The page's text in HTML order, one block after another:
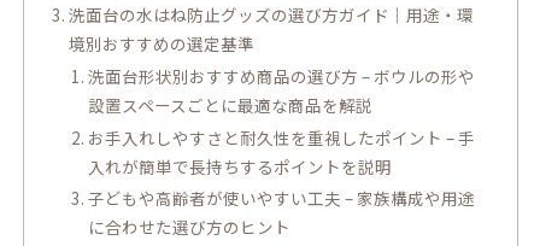
洗面台の水はね防止グッズの選び方ガイド｜用途・環
境別おすすめの選定基準
洗面台形状別おすすめ商品の選び方 – ボウルの形や
設置スペースごとに最適な商品を解説
お手入れしやすさと耐久性を重視したポイント – 手
入れが簡単で長持ちするポイントを説明
子どもや高齢者が使いやすい工夫 – 家族構成や用途
に合わせた選び方のヒント